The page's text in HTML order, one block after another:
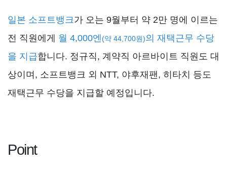
일본 소프트뱅크가 오는 9월부터 약 2만 명에 이르는
전 직원에게
월 4,000엔(약 44,700원)의 재택근무 수당
을 지급합니다. 정규직, 계약직 아르바이트 직원도 대
상이며, 소프트뱅크 외 NTT, 야후재팬, 히타치 등도
재택근무 수당을 지급할 예정입니다.
Point